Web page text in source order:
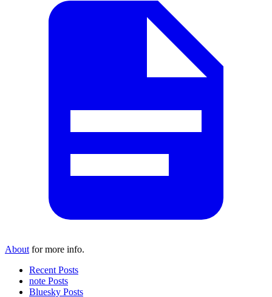
About for more info.
Recent Posts
note Posts
Bluesky Posts